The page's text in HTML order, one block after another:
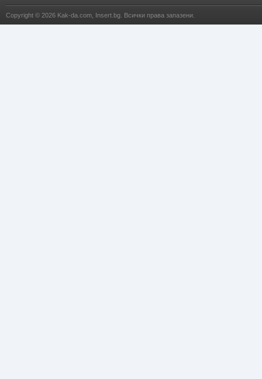
Copyright © 2026 Kak-da.com Insert.bg . Всички права запазени.